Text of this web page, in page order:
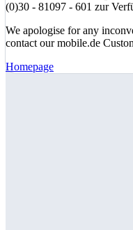
(0)30 - 81097 - 601 zur
We apologise for any
contact our mobile.de
Homepage